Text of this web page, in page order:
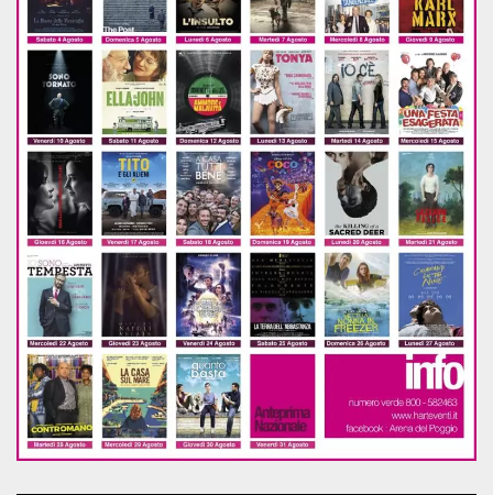
cf_clearance
Cloudflare,
Inc.
.oooh.events
1 año
Esta cookie es
utilizada por el
servicio
CloudFlare para
identificar el
tráfico web de
confianza y
anular cualquier
restricción de
seguridad
basada en la
dirección IP del
visitante. Es
esencial para
apoyar las
funciones de
seguridad de un
sitio web y
proporcionar
protección
contra visitantes
maliciosos.
wordpress_test_cookie
Automattic
Inc.
.oooh.events
Se utiliza en
sitios creados
con Wordpress.
Comprueba si el
navegador tiene
habilitadas las